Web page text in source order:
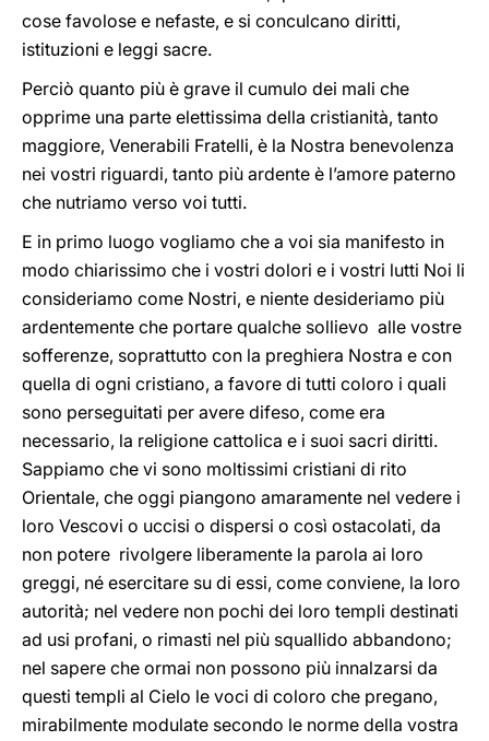
cose favolose e nefaste, e si conculcano diritti,
istituzioni e leggi sacre.
Perciò quanto più è grave il cumulo dei mali che
opprime una parte elettissima della cristianità, tanto
maggiore, Venerabili Fratelli, è la Nostra benevolenza
nei vostri riguardi, tanto più ardente è l’amore paterno
che nutriamo verso voi tutti.
E in primo luogo vogliamo che a voi sia manifesto in
modo chiarissimo che i vostri dolori e i vostri lutti Noi li
consideriamo come Nostri, e niente desideriamo più
ardentemente che portare qualche sollievo alle vostre
sofferenze, soprattutto con la preghiera Nostra e con
quella di ogni cristiano, a favore di tutti coloro i quali
sono perseguitati per avere difeso, come era
necessario, la religione cattolica e i suoi sacri diritti.
Sappiamo che vi sono moltissimi cristiani di rito
Orientale, che oggi piangono amaramente nel vedere i
loro Vescovi o uccisi o dispersi o così ostacolati, da
non potere rivolgere liberamente la parola ai loro
greggi, né esercitare su di essi, come conviene, la loro
autorità; nel vedere non pochi dei loro templi destinati
ad usi profani, o rimasti nel più squallido abbandono;
nel sapere che ormai non possono più innalzarsi da
questi templi al Cielo le voci di coloro che pregano,
mirabilmente modulate secondo le norme della vostra